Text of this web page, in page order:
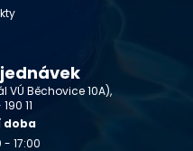
VÚ Běchovice 10A),
11
doba
- 17:00